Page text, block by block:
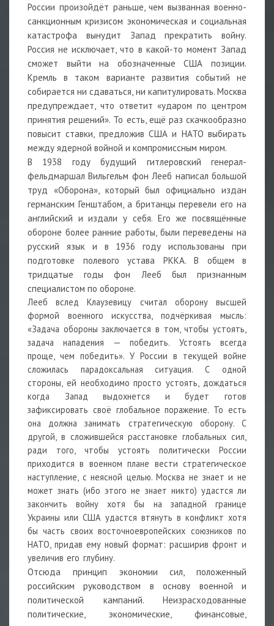
России произойдёт раньше, чем вызванная военно-
санкционным кризисом экономическая и социальная
катастрофа вынудит Запад прекратить войну.
Россия не исключает, что в какой-то момент Запад
сможет выйти на обозначенные США позиции.
Кремль в таком варианте развития событий не
собирается ни сдаваться, ни капитулировать. Москва
предупреждает, что ответит «ударом по центром
принятия решений». То есть, ещё раз скачкообразно
повысит ставки, предложив США и НАТО выбирать
между ядерной войной и компромиссным миром.
В 1938 году будущий гитлеровский генерал-
фельдмаршал Вильгельм фон Лееб написал большой
труд «Оборона», который был официально издан
германским Генштабом, а британцы перевели его на
английский и издали у себя. Его же посвящённые
обороне более ранние работы, были переведены на
русский язык и в 1936 году использованы при
подготовке полевого устава РККА. В общем в
тридцатые годы фон Лееб был признанным
специалистом по обороне.
Лееб вслед Клаузевицу считал оборону высшей
формой военного искусства, подчёркивая мысль:
«Задача обороны заключается в том, чтобы устоять,
задача нападения — победить. Устоять всегда
проще, чем победить». У России в текущей войне
сложилась парадоксальная ситуация. С одной
стороны, ей необходимо просто устоять, дождаться
когда Запад выдохнется и будет готов
зафиксировать своё глобальное поражение. То есть
она должна занимать стратегическую оборону. С
другой, в сложившейся расстановке глобальных сил,
ради того, чтобы устоять политически России
приходится в военном плане вести стратегическое
наступление, с неясной целью. Москва не знает и не
может знать (ибо этого не знает никто) удастся ли
закончить войну хотя бы на западной границе
Украины или США удастся втянуть в конфликт хотя
бы часть своих восточноевропейских союзников по
НАТО, придав ему новый формат: расширив фронт и
увеличив его глубину.
Отсюда принцип экономии сил, положенный
российским руководством в основу военной и
политической кампаний. Неизрасходованные
политические, экономические, финансовые,